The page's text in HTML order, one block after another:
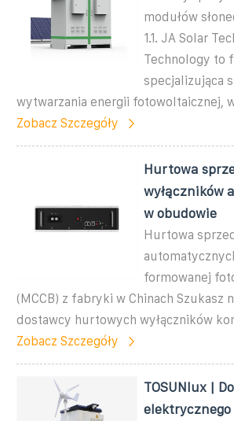
modułów
1.1. JA Solar
Technology to
specjalizująca
wytwarzania energii fotowoltaicznej,
Zobacz Szczegóły
Hurtowa
wyłączników
w obudowie
Hurtowa
formowanej
(MCCB) z fabryki w Chinach Szukasz
dostawcy hurtowych wyłączników
Zobacz Szczegóły
TOSUNlux |